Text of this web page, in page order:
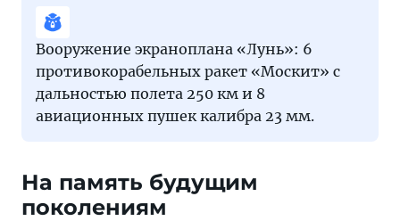
Вооружение экраноплана «Лунь»: 6
противокорабельных ракет «Москит» с
дальностью полета 250 км и 8
авиационных пушек калибра 23 мм.
На память будущим
поколениям